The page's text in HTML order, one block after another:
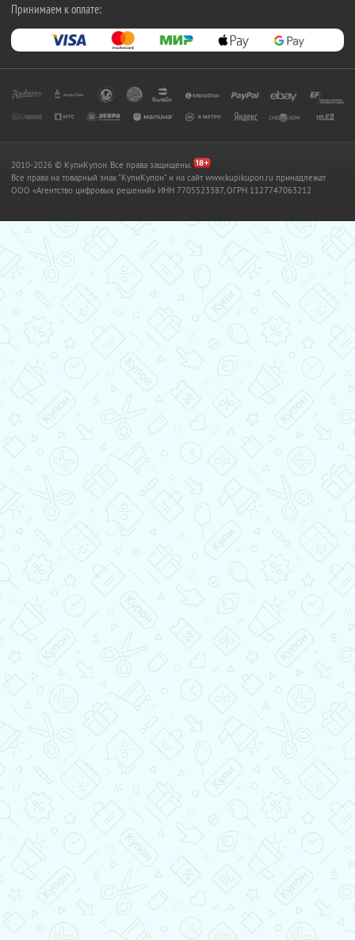
Принимаем к оплате:
2010-2026 © КупиКупон. Все права защищены.
Все права на товарный знак "КупиКупон" и на сайт www.kupikupon.ru принадлежат
OOO «Агентство цифровых решений» ИНН 7705523387, ОГРН 1127747063212